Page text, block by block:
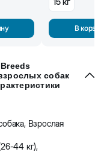
В
собак
Взрослая
44 кг),